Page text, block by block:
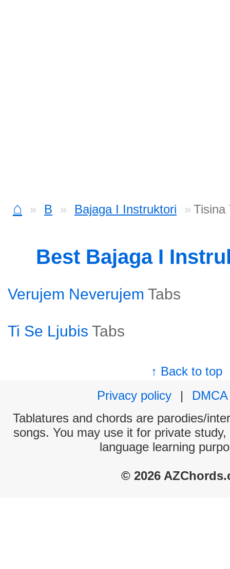
⌂ B Bajaga I Instruktori Tisina
Best Bajaga I
Verujem Neverujem Tabs
Ti Se Ljubis Tabs
↑ Back to top
Privacy policy
|
DMCA
Tablatures and chords are parodies/
songs. You may use it for private
language learning
© 2026